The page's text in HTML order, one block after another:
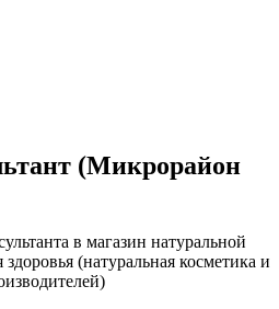
(Микрорайон
в магазин натуральной
(натуральная косметика и